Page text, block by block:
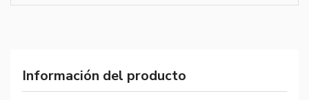
Información del producto